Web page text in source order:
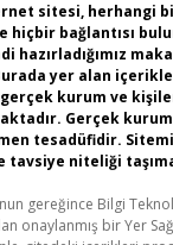
sitesi, herhangi
hiçbir bağlantısı
hazırladığımız
yer alan
kurum ve
Gerçek
tesadüfidir.
tavsiye niteliği
gereğince Bilgi
onaylanmış bir Yer